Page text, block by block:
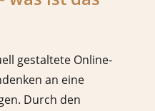
gestaltete Online-
an eine
Durch den